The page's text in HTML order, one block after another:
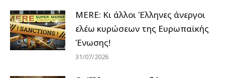
MERE: Κι άλλοι Έλληνες άνεργοι
ελέω κυρώσεων της Ευρωπαϊκής
Ένωσης!
31/07/2026